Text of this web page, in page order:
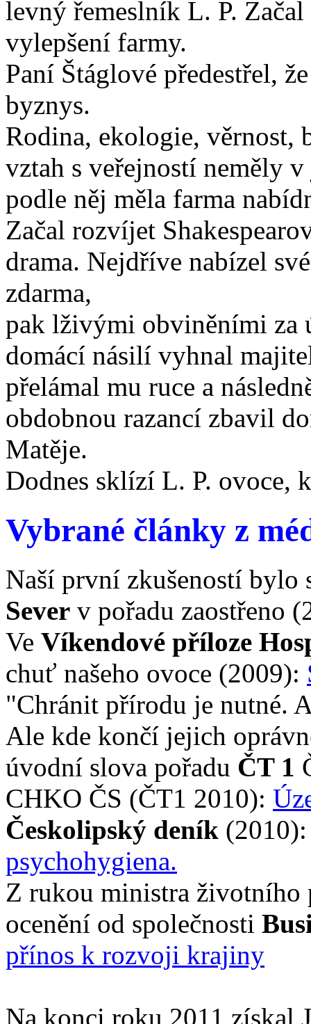
levný řemeslník L. P.
vylepšení farmy.
Paní Štáglové předestřel,
byznys.
Rodina, ekologie, věrnost,
vztah s veřejností neměly
podle něj měla farma
Začal rozvíjet
drama. Nejdříve nabízel
zdarma,
pak lživými obviněními za
domácí násilí vyhnal
přelámal mu ruce a
obdobnou razancí zbavil
Matěje.
Dodnes sklízí L. P. ovoce,
Vybrané články z
Naší první zkušeností bylo
Sever v pořadu zaostřeno
Ve Víkendové příloze
chuť našeho ovoce (2009):
"Chránit přírodu je nutné.
Ale kde končí jejich
úvodní slova pořadu ČT 1
CHKO ČS (ČT1 2010):
Českolipský deník
psychohygiena.
Z rukou ministra životního
ocenění od společnosti
přínos k rozvoji krajiny
Na konci roku 2011